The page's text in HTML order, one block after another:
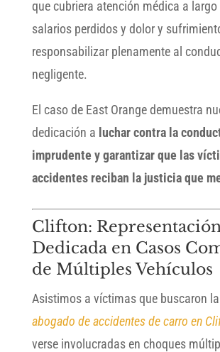
que cubriera atención médica a largo
salarios perdidos y dolor y
responsabilizar plenamente al
negligente.
El caso de East Orange demuestra
dedicación a luchar contra la
imprudente y garantizar que las
accidentes reciban la justicia que
Clifton:
Dedicada en Casos
de Múltiples Vehículos
Asistimos a víctimas que buscaron
abogado de accidentes de carro en
verse involucradas en choques